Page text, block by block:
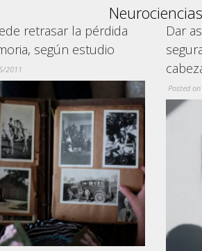
Neurociencias
por vía intravenosa es
para el dolor de
Cinco
Posted